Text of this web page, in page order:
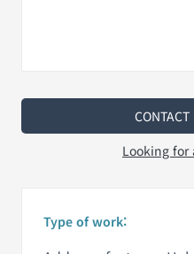
CONTACT
Looking for
Type of work: